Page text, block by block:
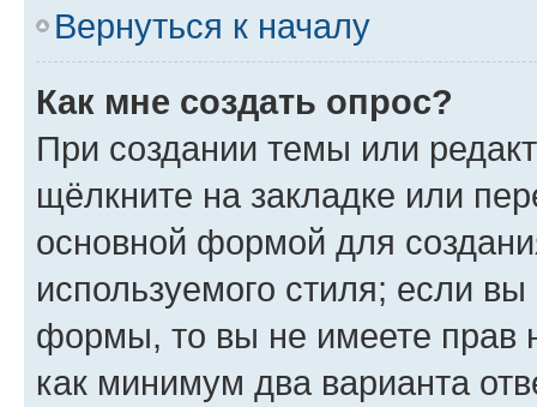
Вернуться к началу
Как мне создать опрос?
При создании темы или
щёлкните на закладке или
основной формой для
используемого стиля; если
формы, то вы не имеете прав
как минимум два варианта